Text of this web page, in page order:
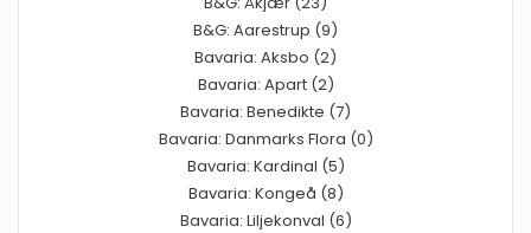
B&G: Aarestrup (9)
Bavaria: Aksbo (2)
Bavaria: Apart (2)
Bavaria: Benedikte (7)
Bavaria: Danmarks Flora (0)
Bavaria: Kardinal (5)
Bavaria: Kongeå (8)
Bavaria: Liljekonval (6)